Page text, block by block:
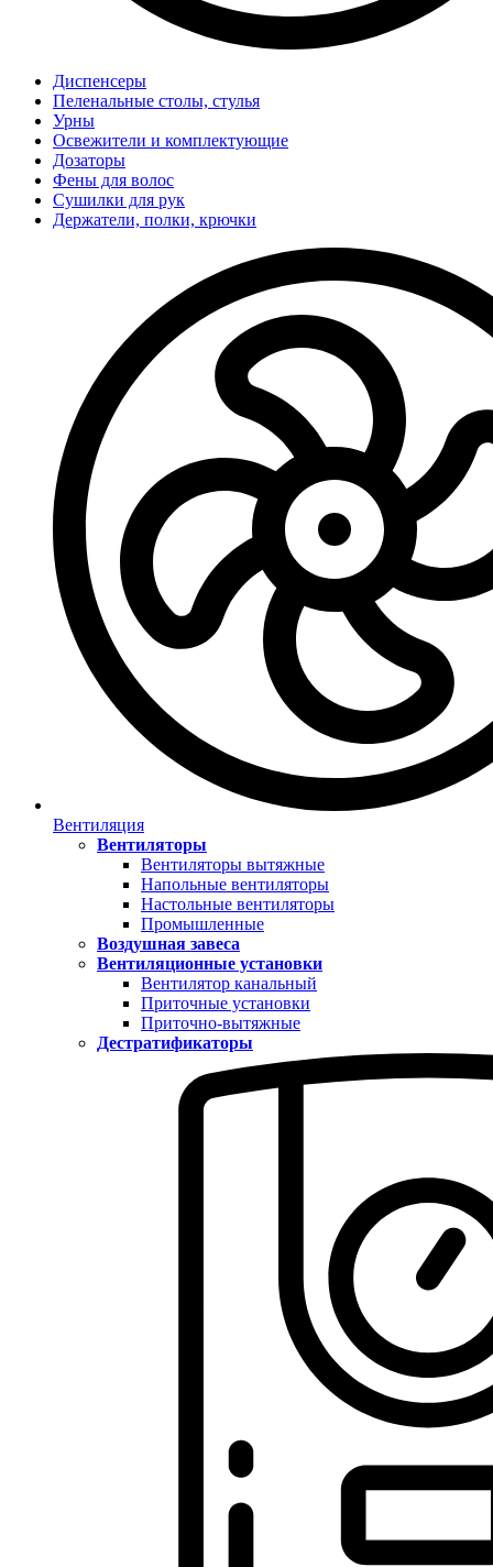
Диспенсеры
Пеленальные столы, стулья
Урны
Освежители и комплектующие
Дозаторы
Фены для волос
Сушилки для рук
Держатели, полки, крючки
Вентиляция
Вентиляторы
Вентиляторы вытяжные
Напольные вентиляторы
Настольные вентиляторы
Промышленные
Воздушная завеса
Вентиляционные установки
Вентилятор канальный
Приточные установки
Приточно-вытяжные
Дестратификаторы